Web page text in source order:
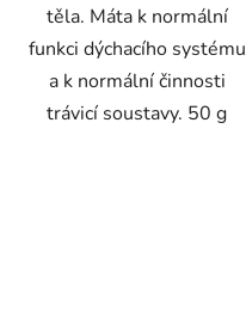
těla. Máta k normální
funkci dýchacího systému
a k normální činnosti
trávicí soustavy. 50 g